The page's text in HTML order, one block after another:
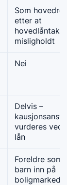
Som
etter at
misligholdt
Nei
Delvis –
vurderes ved
lån
Foreldre som
barn inn på